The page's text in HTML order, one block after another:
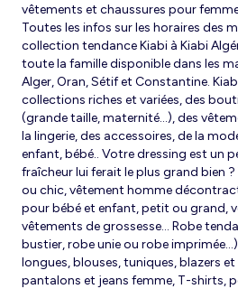
vêtements et chaussures pour
Toutes les infos sur les horaires des
collection tendance Kiabi à Kiabi
toute la famille disponible dans les
Alger, Oran, Sétif et Constantine.
collections riches et variées, des
(grande taille, maternité...), des
la lingerie, des accessoires, de la
enfant, bébé.. Votre dressing est un
fraîcheur lui ferait le plus grand bien
ou chic, vêtement homme
pour bébé et enfant, petit ou grand,
vêtements de grossesse... Robe
bustier, robe unie ou robe
longues, blouses, tuniques, blazers
pantalons et jeans femme, T-shirts,